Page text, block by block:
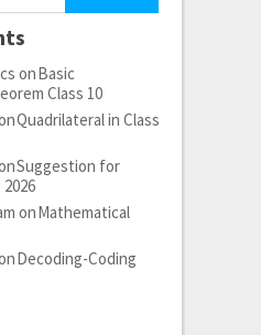
onBasic
Class 10
Quadrilateral in Class
Suggestion for
onMathematical
Decoding-Coding